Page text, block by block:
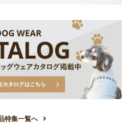
特集一覧へ